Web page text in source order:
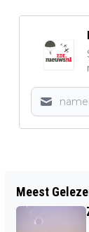
Meest